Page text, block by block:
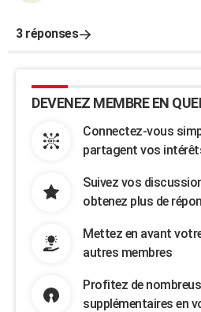
3 réponses
DEVENEZ MEMBRE EN
Connectez-vous
partagent vos
Suivez vos
obtenez plus de
Mettez en avant
autres membres
Profitez de
supplémentaires en